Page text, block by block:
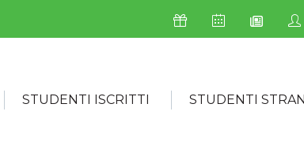
Icona Sostienici
Icona
STUDENTI ISCRITTI STUDENTI